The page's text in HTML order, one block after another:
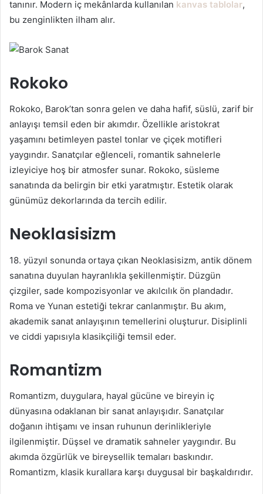
tanınır. Modern iç mekânlarda kullanılan kanvas tablolar,
bu zenginlikten ilham alır.
Rokoko
Rokoko, Barok’tan sonra gelen ve daha hafif, süslü, zarif bir
anlayışı temsil eden bir akımdır. Özellikle aristokrat
yaşamını betimleyen pastel tonlar ve çiçek motifleri
yaygındır. Sanatçılar eğlenceli, romantik sahnelerle
izleyiciye hoş bir atmosfer sunar. Rokoko, süsleme
sanatında da belirgin bir etki yaratmıştır. Estetik olarak
günümüz dekorlarında da tercih edilir.
Neoklasisizm
18. yüzyıl sonunda ortaya çıkan Neoklasisizm, antik dönem
sanatına duyulan hayranlıkla şekillenmiştir. Düzgün
çizgiler, sade kompozisyonlar ve akılcılık ön plandadır.
Roma ve Yunan estetiği tekrar canlanmıştır. Bu akım,
akademik sanat anlayışının temellerini oluşturur. Disiplinli
ve ciddi yapısıyla klasikçiliği temsil eder.
Romantizm
Romantizm, duygulara, hayal gücüne ve bireyin iç
dünyasına odaklanan bir sanat anlayışıdır. Sanatçılar
doğanın ihtişamı ve insan ruhunun derinlikleriyle
ilgilenmiştir. Düşsel ve dramatik sahneler yaygındır. Bu
akımda özgürlük ve bireysellik temaları baskındır.
Romantizm, klasik kurallara karşı duygusal bir başkaldırıdır.